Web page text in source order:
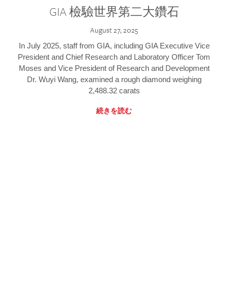
GIA 檢驗世界第二大鑽石
August 27, 2025
In July 2025, staff from GIA, including GIA Executive Vice
President and Chief Research and Laboratory Officer Tom
Moses and Vice President of Research and Development
Dr. Wuyi Wang, examined a rough diamond weighing
2,488.32 carats
続きを読む